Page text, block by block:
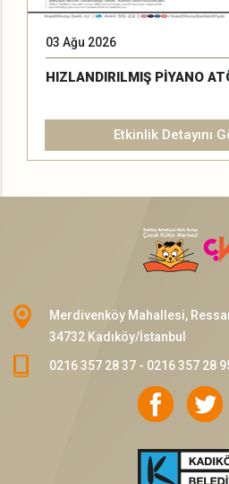
03 Ağu 2026
HIZLANDIRILMIŞ PİYANO
Etkinlik Detayını
Merdivenköy Mahallesi,
34732 Kadıköy/İstanbul
0216 357 28 37 - 0216 357 28